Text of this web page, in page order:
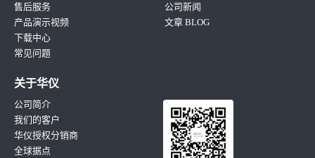
售后服务
产品演示视频
下载中心
常见问题
公司新闻
文章 BLOG
关于华仪
公司简介
我们的客户
华仪授权分销商
全球据点